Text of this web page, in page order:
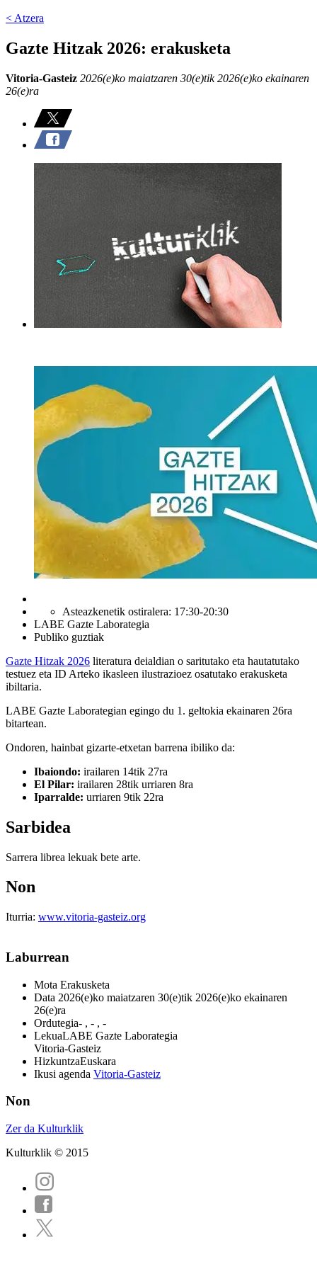
< Atzera
Gazte Hitzak 2026: erakusketa
Vitoria-Gasteiz 2026(e)ko maiatzaren 30(e)tik 2026(e)ko ekainaren
26(e)ra
Asteazkenetik ostiralera: 17:30-20:30
LABE Gazte Laborategia
Publiko guztiak
Gazte Hitzak 2026 literatura deialdian o saritutako eta hautatutako
testuez eta ID Arteko ikasleen ilustrazioez osatutako erakusketa
ibiltaria.
LABE Gazte Laborategian egingo du 1. geltokia ekainaren 26ra
bitartean.
Ondoren, hainbat gizarte-etxetan barrena ibiliko da:
Ibaiondo: irailaren 14tik 27ra
El Pilar: irailaren 28tik urriaren 8ra
Iparralde: urriaren 9tik 22ra
Sarbidea
Sarrera librea lekuak bete arte.
Non
Iturria: www.vitoria-gasteiz.org
Laburrean
Mota Erakusketa
Data 2026(e)ko maiatzaren 30(e)tik 2026(e)ko ekainaren
26(e)ra
Ordutegia- , - , -
LekuaLABE Gazte Laborategia
Vitoria-Gasteiz
HizkuntzaEuskara
Ikusi agenda Vitoria-Gasteiz
Non
Zer da Kulturklik
Kulturklik © 2015